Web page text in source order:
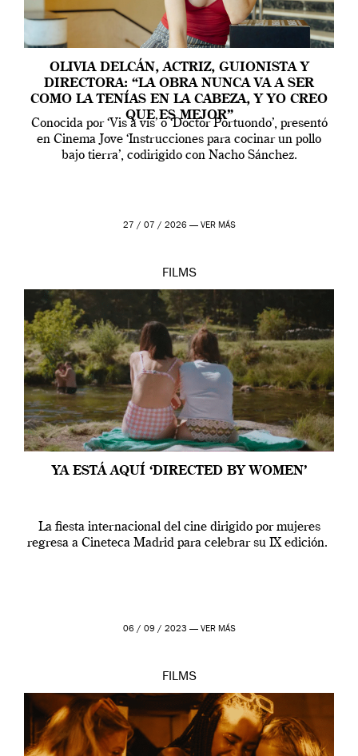
OLIVIA DELCÁN, ACTRIZ, GUIONISTA Y
DIRECTORA: “LA OBRA NUNCA VA A SER
COMO LA TENÍAS EN LA CABEZA, Y YO CREO
QUE ES MEJOR”
Conocida por ‘Vis a vis’ o ‘Doctor Portuondo’, presentó
en Cinema Jove ‘Instrucciones para cocinar un pollo
bajo tierra’, codirigido con Nacho Sánchez.
27 / 07 / 2026 — VER MÁS
FILMS
YA ESTÁ AQUÍ ‘DIRECTED BY WOMEN’
La fiesta internacional del cine dirigido por mujeres
regresa a Cineteca Madrid para celebrar su IX edición.
06 / 09 / 2023 — VER MÁS
FILMS